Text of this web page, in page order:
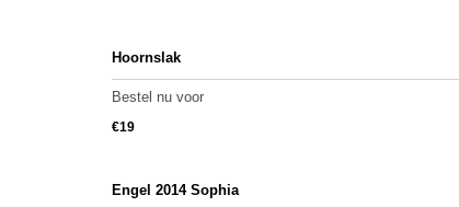
Hoornslak
Bestel nu voor
€19
Engel 2014 Sophia